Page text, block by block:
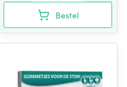
Bestel